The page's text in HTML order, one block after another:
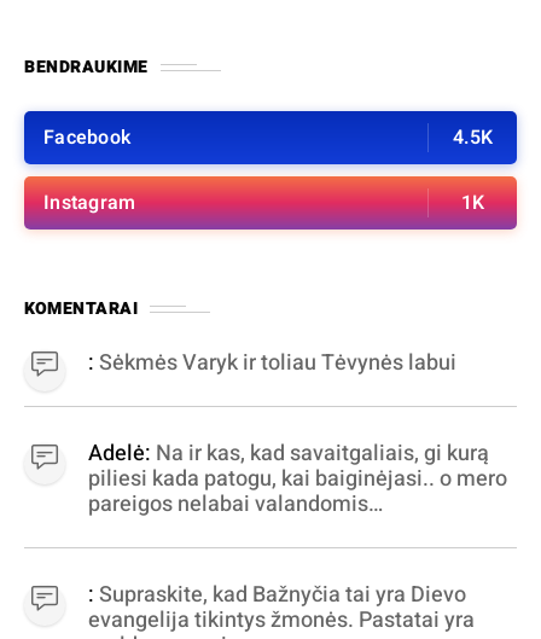
BENDRAUKIME
Facebook 4.5K
Instagram 1K
KOMENTARAI
:Sėkmės Varyk ir toliau Tėvynės labui
Adelė: Na ir kas, kad savaitgaliais, gi kurą
piliesi kada patogu, kai baiginėjasi.. o mero
pareigos nelabai valandomis
virpinimas, ieškokit kur milijonus vagia
dujininkai, elektros aferistai, stadionų
statytojai Vilnuje
:Supraskite, kad Bažnyčia tai yra Dievo
evangelija tikintys žmonės. Pastatai yra